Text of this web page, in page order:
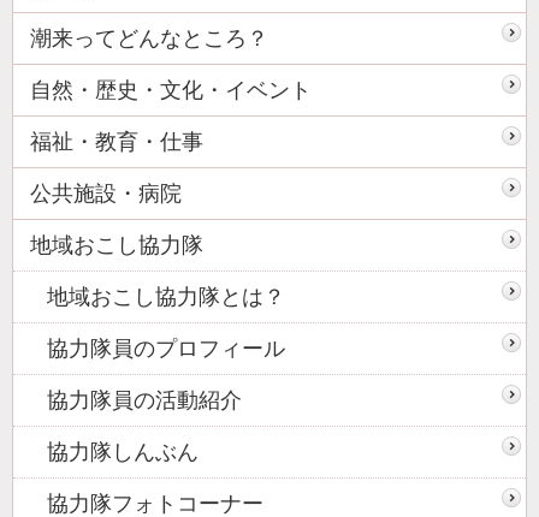
潮来ってどんなところ？
自然・歴史・文化・イベント
福祉・教育・仕事
公共施設・病院
地域おこし協力隊
地域おこし協力隊とは？
協力隊員のプロフィール
協力隊員の活動紹介
協力隊しんぶん
協力隊フォトコーナー